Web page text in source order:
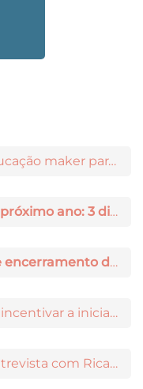
8 leituras para você levar a educação maker para a sala de aula
Preparando os alunos para o próximo ano: 3 dicas práticas
3 atividades encantadoras de encerramento de ano letivo
Estratégias pedagógicas para incentivar a iniciação científica entre os estudantes
Diferentes tipos de escrita: entrevista com Ricardo Prado